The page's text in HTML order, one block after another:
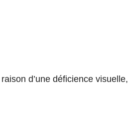
d’une déficience visuelle,